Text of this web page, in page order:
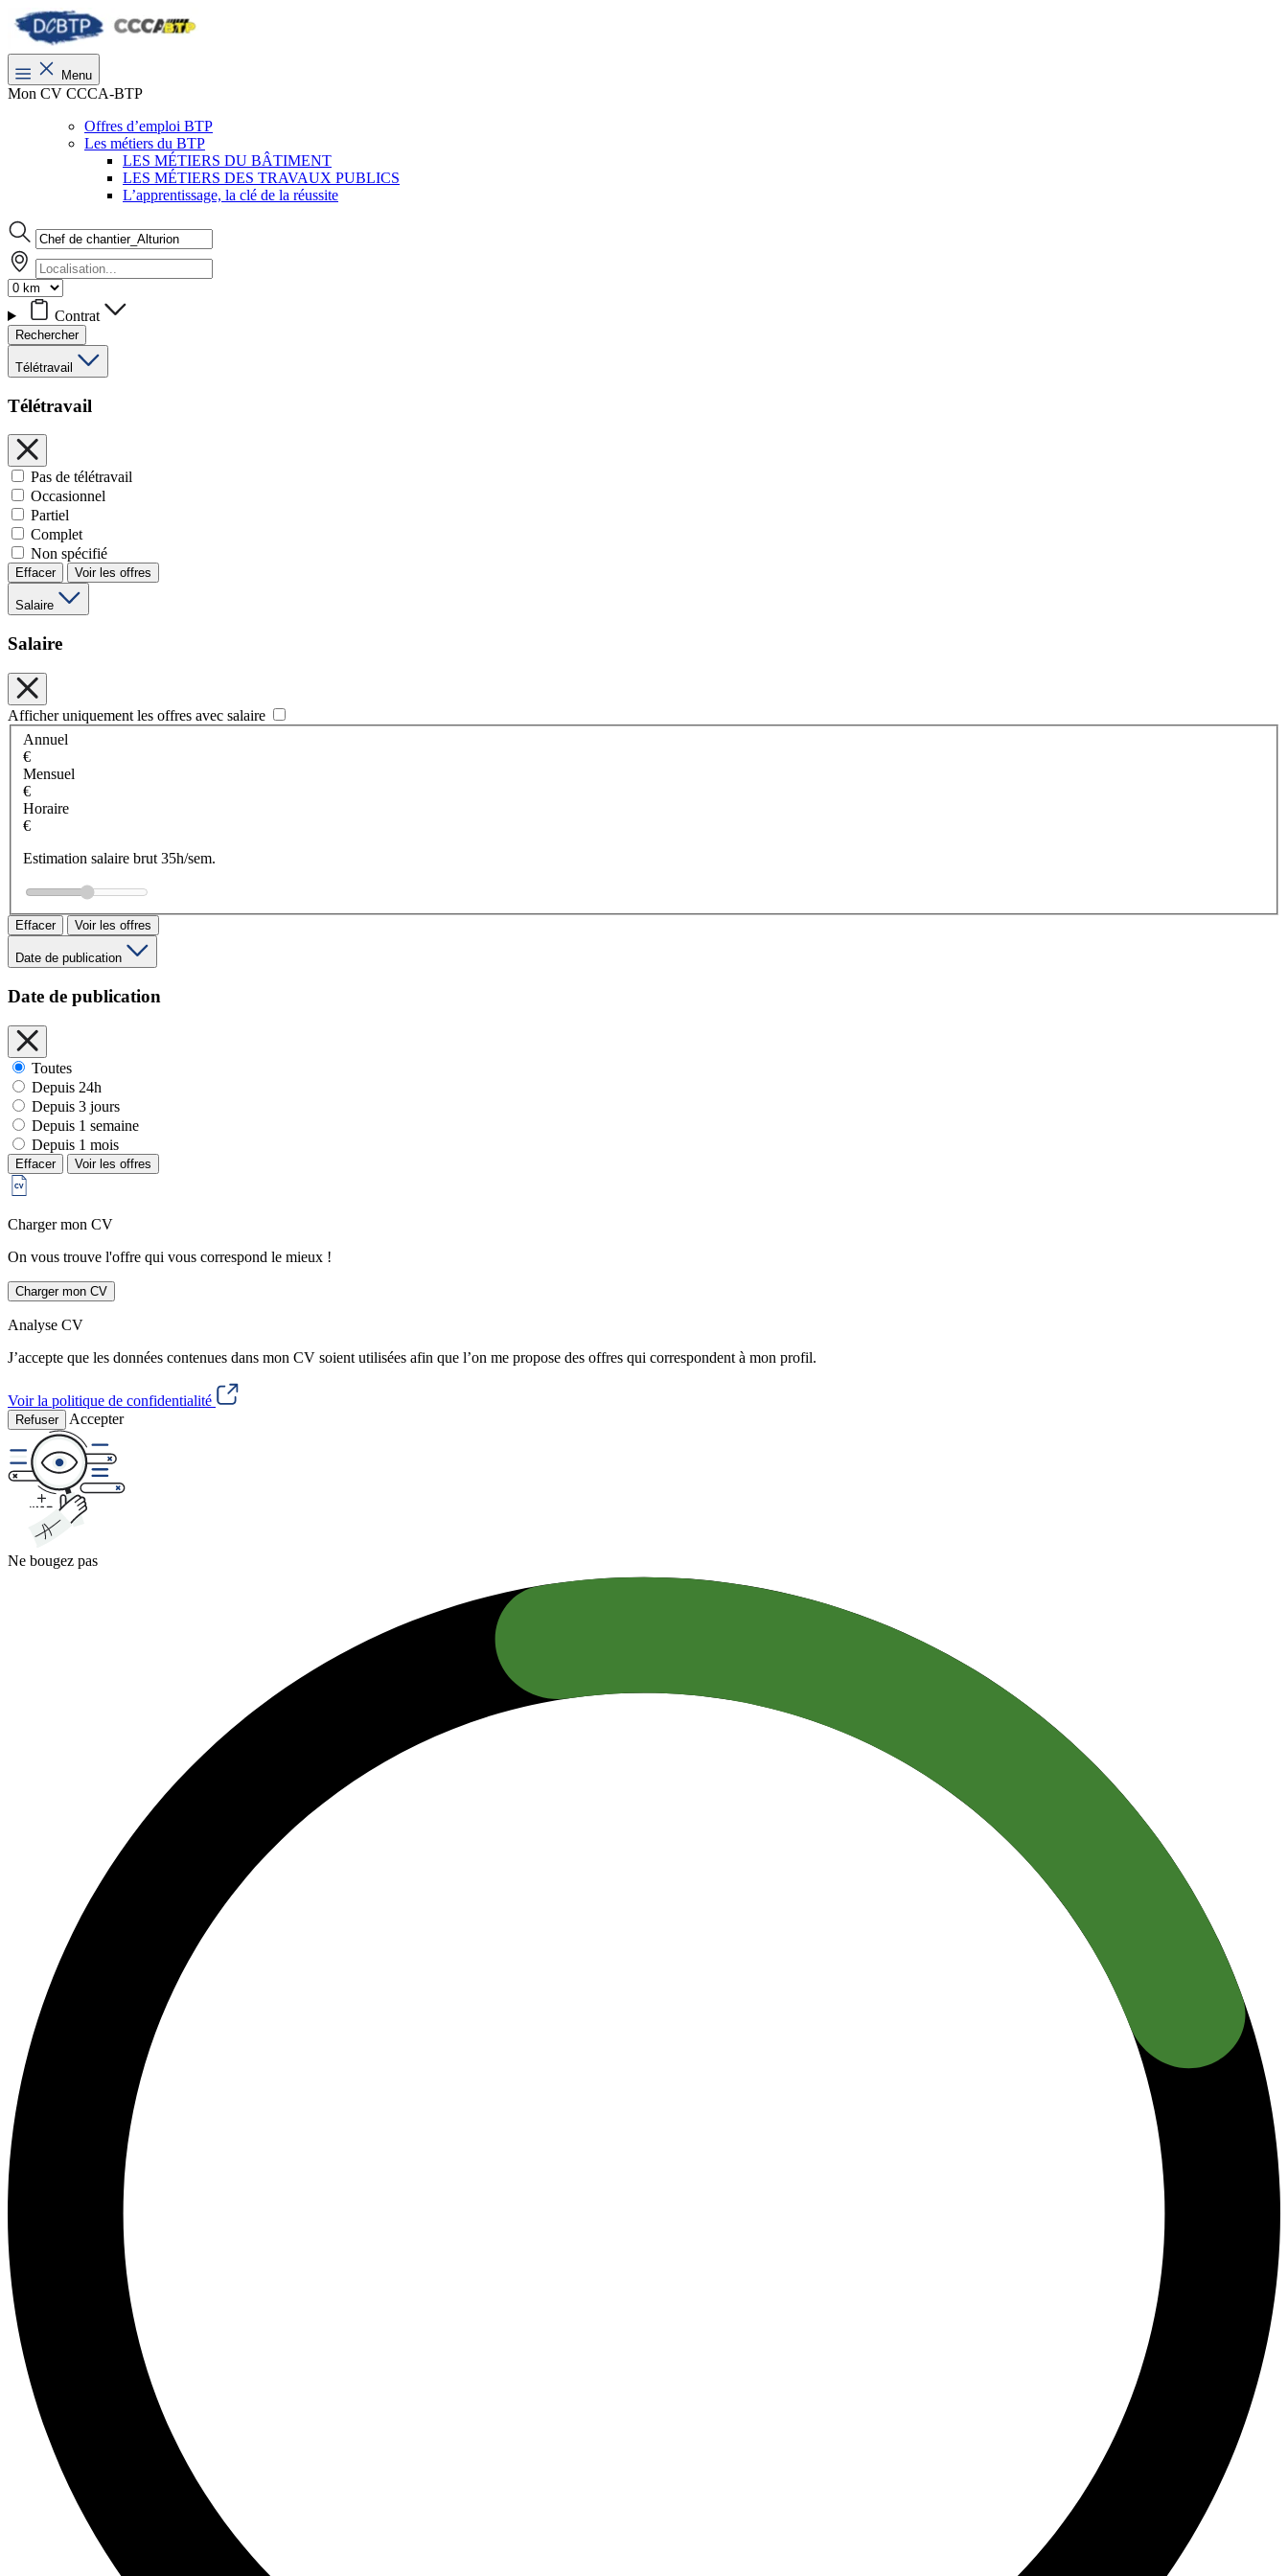
Menu
Mon CV CCCA-BTP
Offres d’emploi BTP
Les métiers du BTP
LES MÉTIERS DU BÂTIMENT
LES MÉTIERS DES TRAVAUX PUBLICS
L’apprentissage, la clé de la réussite
Contrat
Rechercher
Télétravail
Télétravail
Pas de télétravail
Occasionnel
Partiel
Complet
Non spécifié
Effacer Voir les offres
Salaire
Salaire
Afficher uniquement les offres avec salaire
Annuel
€
Mensuel
€
Horaire
€
Estimation salaire brut 35h/sem.
Effacer Voir les offres
Date de publication
Date de publication
Toutes
Depuis 24h
Depuis 3 jours
Depuis 1 semaine
Depuis 1 mois
Effacer Voir les offres
Charger mon CV
On vous trouve l'offre qui vous correspond le mieux !
Charger mon CV
Analyse CV
J’accepte que les données contenues dans mon CV soient utilisées afin que l’on me propose des offres qui correspondent à mon profil.
Voir la politique de confidentialité
Refuser Accepter
Ne bougez pas